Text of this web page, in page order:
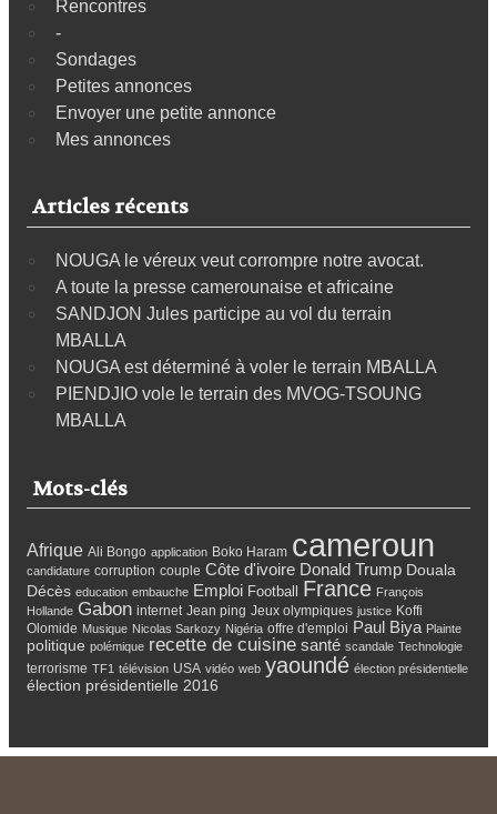
Rencontres
-
Sondages
Petites annonces
Envoyer une petite annonce
Mes annonces
Articles récents
NOUGA le véreux veut corrompre notre avocat.
A toute la presse camerounaise et africaine
SANDJON Jules participe au vol du terrain
MBALLA
NOUGA est déterminé à voler le terrain MBALLA
PIENDJIO vole le terrain des MVOG-TSOUNG
MBALLA
Mots-clés
Afrique Ali Bongo application Boko Haram cameroun
candidature corruption couple Côte d'ivoire Donald Trump Douala
Décès education embauche Emploi Football France François
Hollande Gabon internet Jean ping Jeux olympiques justice Koffi
Olomide Musique Nicolas Sarkozy Nigéria offre d'emploi Paul Biya Plainte
politique polémique recette de cuisine santé scandale Technologie
terrorisme TF1 télévision USA vidéo web yaoundé élection présidentielle
élection présidentielle 2016